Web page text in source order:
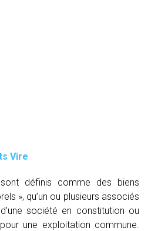
Vire
définis comme des biens
», qu’un ou plusieurs associés
société en constitution ou
une exploitation commune.